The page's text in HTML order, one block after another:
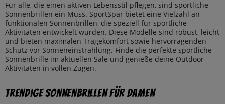
Für alle, die einen aktiven Lebensstil pflegen, sind sportliche
Sonnenbrillen ein Muss. SportSpar bietet eine Vielzahl an
funktionalen Sonnenbrillen, die speziell für sportliche
Aktivitäten entwickelt wurden. Diese Modelle sind robust, leicht
und bieten maximalen Tragekomfort sowie hervorragenden
Schutz vor Sonneneinstrahlung. Finde die perfekte sportliche
Sonnenbrille im aktuellen Sale und genieße deine Outdoor-
Aktivitäten in vollen Zügen.
Trendige Sonnenbrillen für Damen